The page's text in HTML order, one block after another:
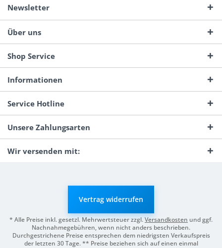
Newsletter
Über uns
Shop Service
Informationen
Service Hotline
Unsere Zahlungsarten
Wir versenden mit:
Vertrag widerrufen
* Alle Preise inkl. gesetzl. Mehrwertsteuer zzgl.Versandkosten und ggf.
Nachnahmegebühren, wenn nicht anders beschrieben.
Durchgestrichene Preise entsprechen dem niedrigsten Verkaufspreis
der letzten 30 Tage. ** Preise beziehen sich auf einen einmal